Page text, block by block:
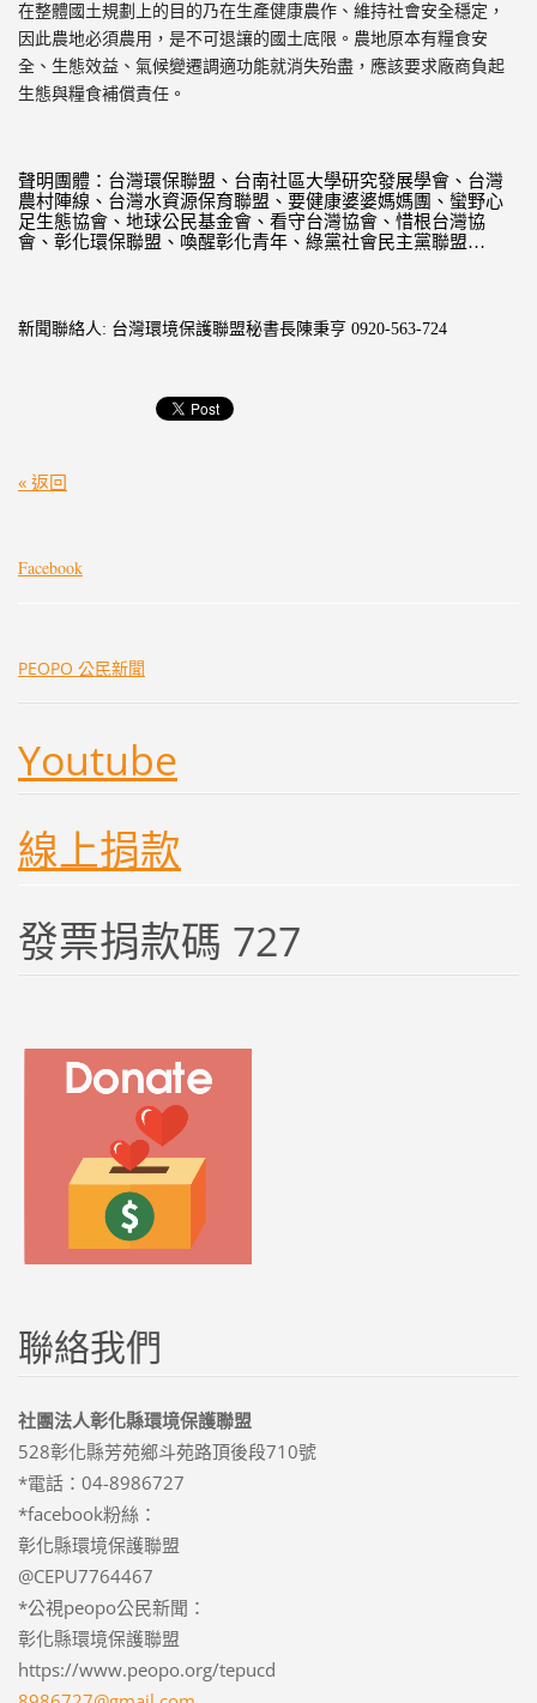
在整體國土規劃上的目的乃在生產健康農作、 維持社會安全穩定，
因此農地必須農用，是不可退讓的國土底限。 農地原本有糧食安
全、生態效益、氣候變遷調適功能就消失殆盡， 應該要求廠商負起
生態與糧食補償責任。
聲明團體：台灣環保聯盟、台南社區大學研究發展學會、 台灣
農村陣線、台灣水資源保育聯盟、要健康婆婆媽媽團、 蠻野心
足生態協會、地球公民基金會、看守台灣協會、 惜根台灣協
會、彰化環保聯盟、喚醒彰化青年、綠黨社會民主黨聯盟…
新聞聯絡人 : 台灣環境保護聯盟秘書長陳秉亨0920-563-724
« 返回
Facebook
PEOPO 公民新聞
Youtube
線上捐款
發票捐款碼 727
聯絡我們
社團法人彰化縣環境保護聯盟
528彰化縣芳苑鄉斗苑路頂後段710號
*電話：04-8986727
*facebook粉絲：
彰化縣環境保護聯盟
@CEPU7764467
*公視peopo公民新聞：
彰化縣環境保護聯盟
https://www.peopo.org/tepucd